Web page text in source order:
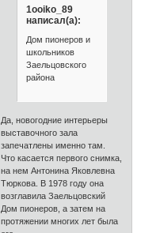
1ooiko_89
написал(а):
Дом пионеров и
школьников
Заельцовского
района
Да, новогодние интерьеры
выставочного зала
запечатлены именно там.
Что касается первого снимка,
на нем Антонина Яковлевна
Тюркова. В 1978 году она
возглавила Заельцовский
Дом пионеров, а затем на
протяжении многих лет была